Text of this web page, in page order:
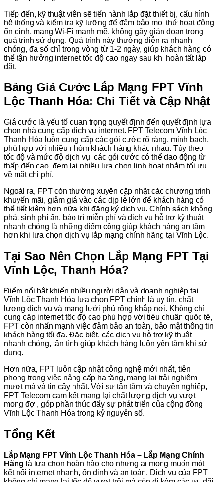
Tiếp đến, kỹ thuật viên sẽ tiến hành lắp đặt thiết bị, cấu hình
hệ thống và kiểm tra kỹ lưỡng để đảm bảo mọi thứ hoạt động
ổn định, mạng Wi-Fi mạnh mẽ, không gây gián đoạn trong
quá trình sử dụng. Quá trình này thường diễn ra nhanh
chóng, đa số chỉ trong vòng từ 1-2 ngày, giúp khách hàng có
thể tận hưởng internet tốc độ cao ngay sau khi hoàn tất lắp
đặt.
Bảng Giá Cước Lắp Mạng FPT Vĩnh
Lộc Thanh Hóa: Chi Tiết và Cập Nhật
Giá cước là yếu tố quan trọng quyết định đến quyết định lựa
chọn nhà cung cấp dịch vụ internet. FPT Telecom Vĩnh Lộc
Thanh Hóa luôn cung cấp các gói cước rõ ràng, minh bạch,
phù hợp với nhiều nhóm khách hàng khác nhau. Tùy theo
tốc độ và mức độ dịch vụ, các gói cước có thể dao động từ
thấp đến cao, đem lại nhiều lựa chọn linh hoạt nhằm tối ưu
về mặt chi phí.
Ngoài ra, FPT còn thường xuyên cập nhật các chương trình
khuyến mãi, giảm giá vào các dịp lễ lớn để khách hàng có
thể tiết kiệm hơn nữa khi đăng ký dịch vụ. Chính sách không
phát sinh phí ẩn, bảo trì miễn phí và dịch vụ hỗ trợ kỹ thuật
nhanh chóng là những điểm cộng giúp khách hàng an tâm
hơn khi lựa chọn dịch vụ lắp mạng chính hãng tại Vĩnh Lộc.
Tại Sao Nên Chọn Lắp Mạng FPT Tại
Vĩnh Lộc, Thanh Hóa?
Điểm nổi bật khiến nhiều người dân và doanh nghiệp tại
Vĩnh Lộc Thanh Hóa lựa chọn FPT chính là uy tín, chất
lượng dịch vụ và mạng lưới phủ rộng khắp nơi. Không chỉ
cung cấp internet tốc độ cao phù hợp với tiêu chuẩn quốc tế,
FPT còn nhấn mạnh việc đảm bảo an toàn, bảo mật thông tin
khách hàng tối đa. Đặc biệt, các dịch vụ hỗ trợ kỹ thuật
nhanh chóng, tận tình giúp khách hàng luôn yên tâm khi sử
dụng.
Hơn nữa, FPT luôn cập nhật công nghệ mới nhất, tiên
phong trong việc nâng cấp hạ tầng, mang lại trải nghiệm
mượt mà và tin cậy nhất. Với sự tận tâm và chuyên nghiệp,
FPT Telecom cam kết mang lại chất lượng dịch vụ vượt
mong đợi, góp phần thúc đẩy sự phát triển của cộng đồng
Vĩnh Lộc Thanh Hóa trong kỷ nguyên số.
Tổng Kết
Lắp Mạng FPT Vĩnh Lộc Thanh Hóa – Lắp Mạng Chính
Hãng là lựa chọn hoàn hảo cho những ai mong muốn một
kết nối internet nhanh, ổn định và an toàn. Dịch vụ của FPT